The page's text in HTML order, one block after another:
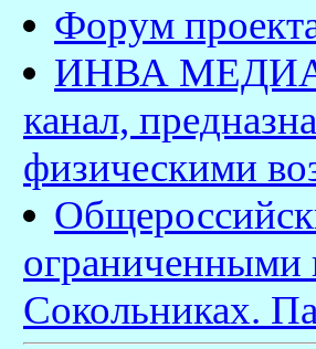
Форум
ИНВА МЕДИА
канал,
физическими
ограниченными
Сокольниках.